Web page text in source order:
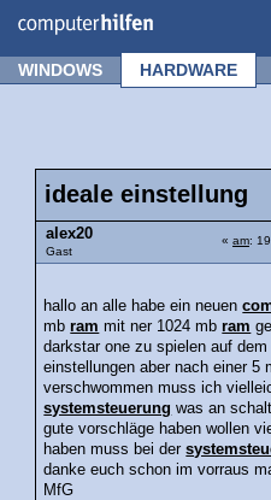
WINDOWS HARDWARE
ideale einstellung
alex20
Gast
« am:
hallo an alle habe ein neuen
mbram mit ner 1024 mbram
darkstar one zu spielen auf
einstellungen aber nach einer 5
verschwommen muss ich
systemsteuerung was an
gute vorschläge haben wollen
haben muss bei der
danke euch schon im vorraus
MfG